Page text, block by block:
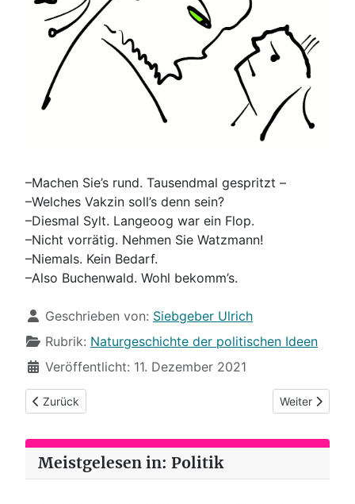
–Machen Sie’s rund. Tausendmal gespritzt –
–Welches Vakzin soll’s denn sein?
–Diesmal Sylt. Langeoog war ein Flop.
–Nicht vorrätig. Nehmen Sie Watzmann!
–Niemals. Kein Bedarf.
–Also Buchenwald. Wohl bekomm’s.
Details
Geschrieben von: Siebgeber Ulrich
Rubrik: Naturgeschichte der politischen Ideen
Veröffentlicht: 11. Dezember 2021
Vorheriger Beitrag: (88) Impfpflicht kommt, Merkel geht
Zurück Nächster
Weiter
Meistgelesen in: Politik